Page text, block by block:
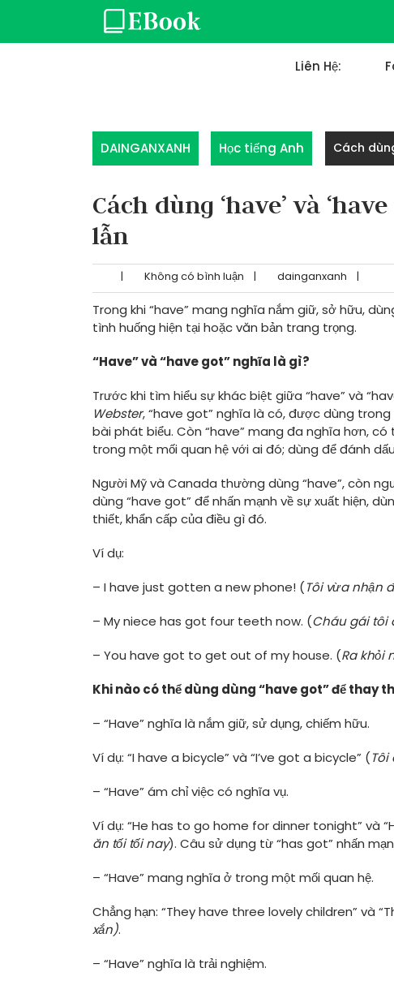
content
Liên Hệ:
DAINGANXANH Học tiếng Anh Cách
Cách dùng ‘have’ và
lẫn
| Không có bình luận | dainganxanh |
Trong khi “have” mang nghĩa nắm giữ, sở hữu,
tình huống hiện tại hoặc văn bản trang trọng.
“Have” và “have got” nghĩa là gì?
Trước khi tìm hiểu sự khác biệt giữa “have” và
Webster, “have got” nghĩa là có, được dùng
bài phát biểu. Còn “have” mang đa nghĩa hơn,
trong một mối quan hệ với ai đó; dùng để đánh
Người Mỹ và Canada thường dùng “have”, còn
dùng “have got” để nhấn mạnh về sự xuất hiện,
thiết, khẩn cấp của điều gì đó.
Ví dụ:
– I have just gotten a new phone! (Tôi vừa nhận
– My niece has got four teeth now. (Cháu gái tôi
– You have got to get out of my house. (Ra khỏi
Khi nào có thể dùng dùng “have got” để thay
– “Have” nghĩa là nắm giữ, sử dụng, chiếm hữu.
Ví dụ: “I have a bicycle” và “I’ve got a bicycle” (
– “Have” ám chỉ việc có nghĩa vụ.
Ví dụ: “He has to go home for dinner tonight” và
ăn tối tối nay). Câu sử dụng từ “has got” nhấn
– “Have” mang nghĩa ở trong một mối quan hệ.
Chẳng hạn: “They have three lovely children” và
xắn).
– “Have” nghĩa là trải nghiệm.